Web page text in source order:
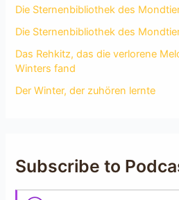
Die Sternenbibliothek des
Die Sternenbibliothek des
Das Rehkitz, das die verlorene
Winters fand
Der Winter, der zuhören lernte
Subscribe to